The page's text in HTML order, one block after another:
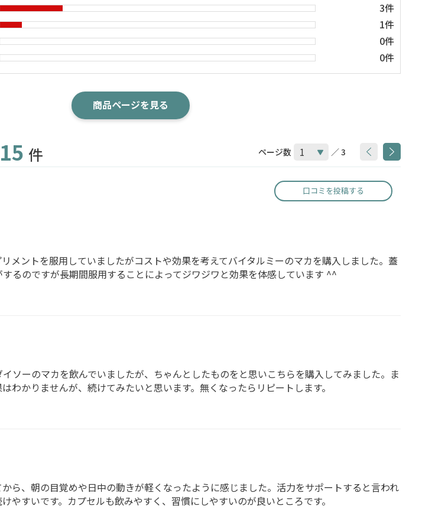
3件
1件
0件
0件
商品ページを見る
15 件 ページ数 ／ 3
口コミを投稿する
メントを服用していましたがコストや効果を考えてバイタルミーのマカを購入しました。蓋
るのですが長期間服用することによってジワジワと効果を体感しています ^^
ソーのマカを飲んでいましたが、ちゃんとしたものをと思いこちらを購入してみました。ま
わかりませんが、続けてみたいと思います。無くなったらリピートします。
ら、朝の目覚めや日中の動きが軽くなったように感じました。活力をサポートすると言われ
やすいです。カプセルも飲みやすく、習慣にしやすいのが良いところです。